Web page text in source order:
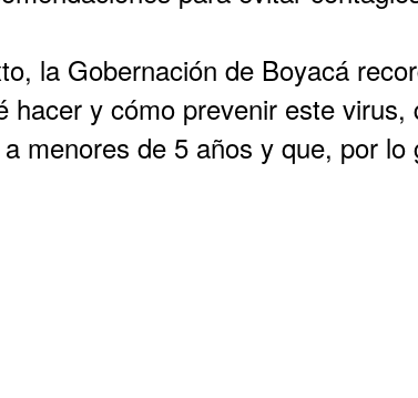
la Gobernación de Boyacá
hacer y cómo prevenir este virus,
menores de 5 años y que, por lo